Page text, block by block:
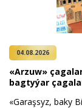
04.08.2026
«Arzuw»
bagtyýar
«Garaşsyz, baky